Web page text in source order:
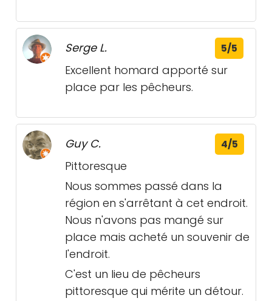
Serge L. 5/5
Excellent homard apporté sur
place par les pêcheurs.
Guy C. 4/5
Pittoresque
Nous sommes passé dans la
région en s'arrêtant à cet endroit.
Nous n'avons pas mangé sur
place mais acheté un souvenir de
l'endroit.
C'est un lieu de pêcheurs
pittoresque qui mérite un détour.